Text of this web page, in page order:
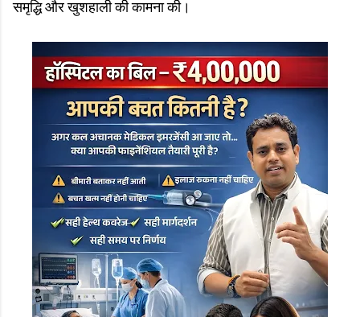
समृद्धि और खुशहाली की कामना की।